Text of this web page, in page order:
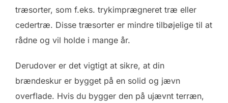
træsorter, som f.eks. trykimprægneret træ eller
cedertræ. Disse træsorter er mindre tilbøjelige til at
rådne og vil holde i mange år.
Derudover er det vigtigt at sikre, at din
brændeskur er bygget på en solid og jævn
overflade. Hvis du bygger den på ujævnt terræn,